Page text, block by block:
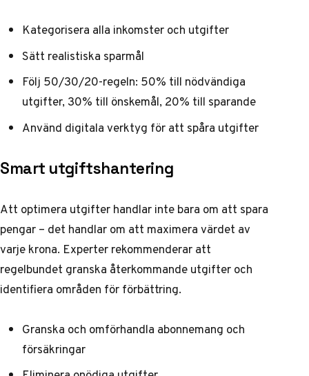
Kategorisera alla inkomster och utgifter
Sätt realistiska sparmål
Följ 50/30/20-regeln: 50% till nödvändiga
utgifter, 30% till önskemål, 20% till sparande
Använd digitala verktyg för att spåra utgifter
Smart utgiftshantering
Att optimera utgifter handlar inte bara om att spara
pengar – det handlar om att maximera värdet av
varje krona. Experter rekommenderaratt
regelbundet granska återkommande utgifter och
identifiera områden för förbättring.
Granska och omförhandla abonnemang och
försäkringar